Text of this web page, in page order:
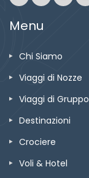
Menu
Chi Siamo
Viaggi di Nozze
Viaggi di Gruppo
Destinazioni
Crociere
Voli & Hotel